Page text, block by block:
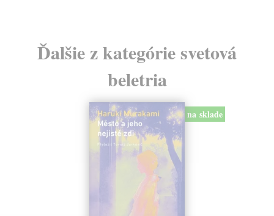
Ďalšie z kategórie svetová
beletria
na sklade